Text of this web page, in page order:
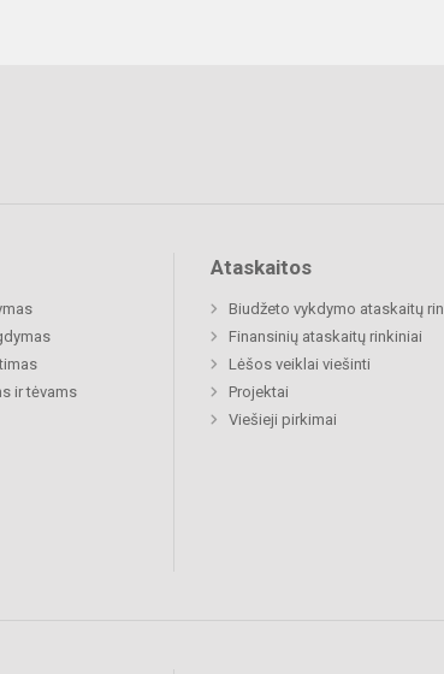
ir tėvams
Ataskaitos
Biudžeto vykdymo ataskaitų
Finansinių ataskaitų rinkiniai
Lėšos veiklai viešinti
Projektai
Viešieji pirkimai